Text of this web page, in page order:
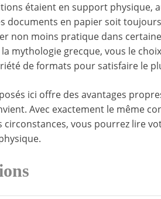
étaient en support physique,
documents en papier soit
non moins pratique dans
mythologie grecque, vous le
de formats pour satisfaire le
ici offre des avantages
Avec exactement le même
circonstances, vous pourrez lire